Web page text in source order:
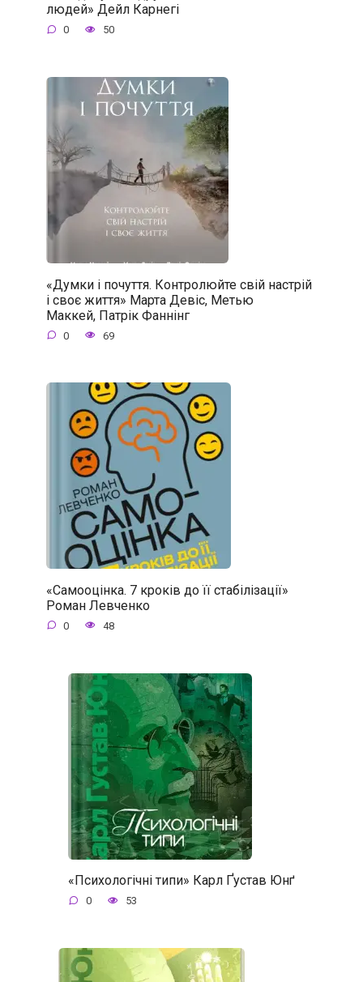
людей» Дейл Карнегі
0 50
«Думки і почуття. Контролюйте свій настрій
і своє життя» Марта Девіс, Метью
Маккей, Патрік Фаннінг
0 69
«Самооцінка. 7 кроків до її стабілізації»
Роман Левченко
0 48
«Психологічні типи» Карл Ґустав Юнґ
0 53